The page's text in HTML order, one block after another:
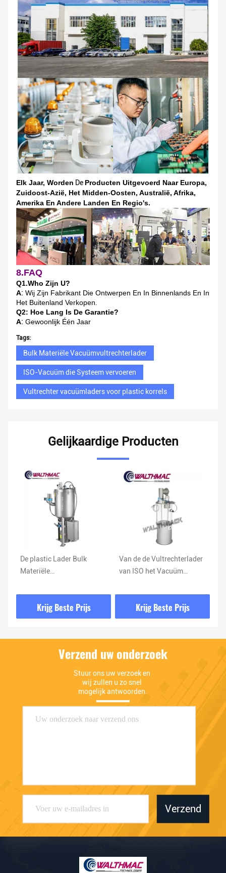
Elk Jaar, Worden De Producten Uitgevoerd Naar Europa,
Zuidoost-Azië, Het Midden-Oosten, Australië, Afrika,
Amerika En Andere Landen En Regio's.
8.FAQ
Q1.Who Zijn U?
A: Wij Zijn Fabrikant Die Ontwerpen En In Binnenlands En In
Het Buitenland Verkopen.
Q2: Hoe Lang Is De Garantie?
A: Gewoonlijk Één Jaar
Tags:
Bulk Materiële Vacuümvultrechterlader
ISO-Vacuüm die Systeem vervoeren
Vultrechter vacuümladers voor plastic korrels
Gelijkaardige Producten
Van de de Vultrechterlader
van ISO het Vacuüm
Vervoerende Systeem
Krijg Beste Prijs
Materiële Vacuüm de
Overdrachtsystemen van
Pneumatische
Vacuümtransportband
Krijg Beste Prijs
Verzend uw onderzoek
Stuur ons uw verzoek en
wij zullen u zo snel
mogelijk antwoorden.
Verzend